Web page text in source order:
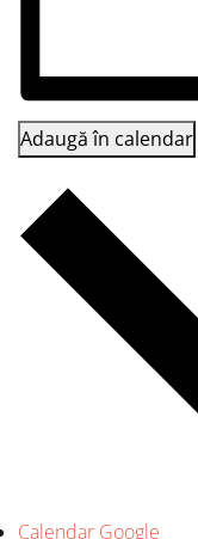
Adaugă în calendar
Calendar Google